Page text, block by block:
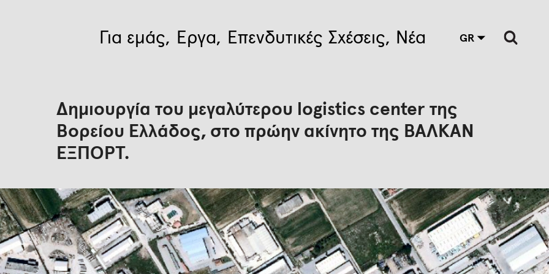
Για εμάς Έργα Επενδυτικές Σχέσεις Νέα GR
Δημιουργία του μεγαλύτερου logistics center της
Βορείου Ελλάδος, στο πρώην ακίνητο της ΒΑΛΚΑΝ
ΕΞΠΟΡΤ.